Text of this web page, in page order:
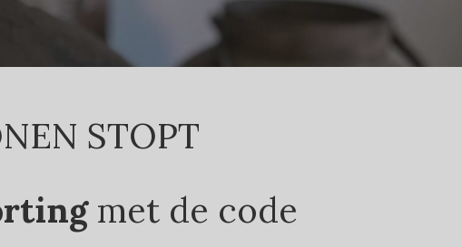
STOPT
met de code